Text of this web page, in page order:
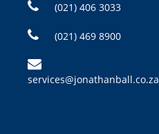
(021) 406 3033
(021) 469 8900
services@jonathanball.co.za